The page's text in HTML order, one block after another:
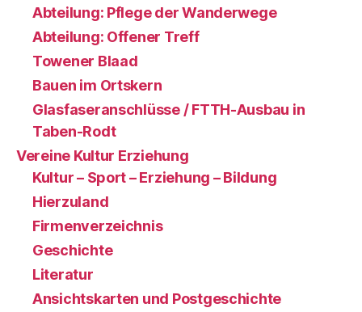
Abteilung: Pflege der Wanderwege
Abteilung: Offener Treff
Towener Blaad
Bauen im Ortskern
Glasfaseranschlüsse / FTTH-Ausbau in
Taben-Rodt
Vereine Kultur Erziehung
Kultur – Sport – Erziehung – Bildung
Hierzuland
Firmenverzeichnis
Geschichte
Literatur
Ansichtskarten und Postgeschichte